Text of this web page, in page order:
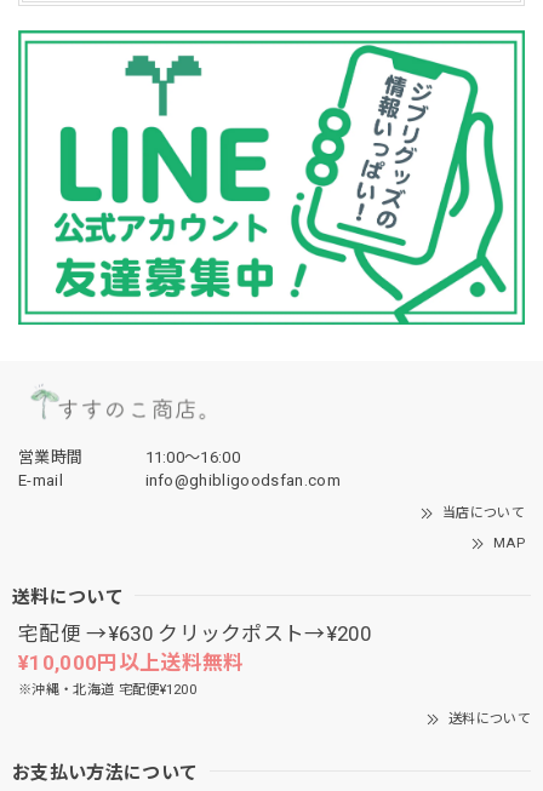
営業時間
11:00〜16:00
E-mail
info@ghibligoodsfan.com
当店について
MAP
送料について
宅配便 →¥630 クリックポスト→¥200
¥10,000円以上送料無料
※沖縄・北海道 宅配便¥1200
送料について
お支払い方法について